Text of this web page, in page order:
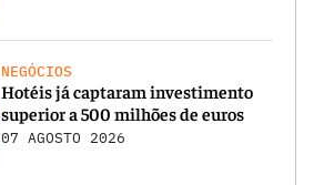
NEGÓCIOS
Hotéis já captaram investimento
superior a 500 milhões de euros
07 AGOSTO 2026